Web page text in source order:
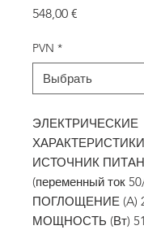
548,00 €
PVN *
ЭЛЕКТРИЧЕСКИЕ
ХАРАКТЕРИСТИКИ
ИСТОЧНИК
(переменный ток
ПОГЛОЩЕНИЕ (A)
МОЩНОСТЬ (Вт)